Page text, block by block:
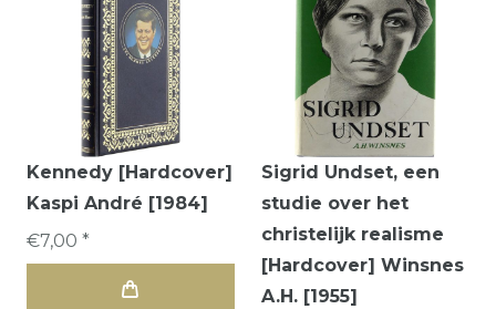
Kennedy [Hardcover]
Kaspi André [1984]
€7,00 *
Sigrid Undset, een
studie over het
christelijk realisme
[Hardcover] Winsnes
A.H. [1955]